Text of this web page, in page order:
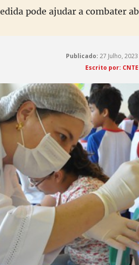
pode ajudar a combater
Publicado: 27 Julho,
Escrito por: CNTE